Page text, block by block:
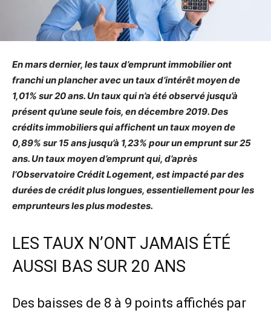
En mars dernier, les taux d’emprunt immobilier ont
franchi un plancher avec un taux d’intérêt moyen de
1,01% sur 20 ans. Un taux qui n’a été observé jusqu’à
présent qu’une seule fois, en décembre 2019. Des
crédits immobiliers qui affichent un taux moyen de
0,89% sur 15 ans jusqu’à 1,23% pour un emprunt sur 25
ans. Un taux moyen d’emprunt qui, d’après
l’Observatoire Crédit Logement, est impacté par des
durées de crédit plus longues, essentiellement pour les
emprunteurs les plus modestes.
LES TAUX N’ONT JAMAIS ÉTÉ
AUSSI BAS SUR 20 ANS
Des baisses de 8 à 9 points affichés par